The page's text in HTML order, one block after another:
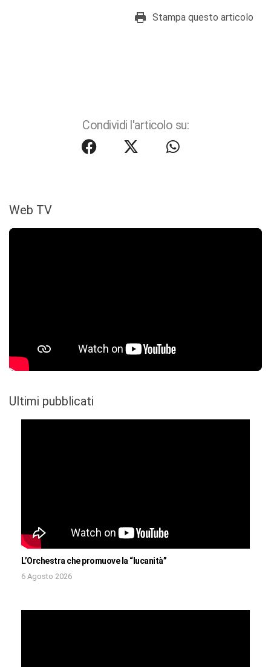
Stampa questo articolo
Condividi l'articolo su:
Web TV
Ultimi pubblicati
L’Orchestra che promuove la “lucanità”
6 Agosto 2026